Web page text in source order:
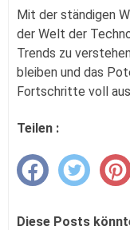
Mit der ständigen
der Welt der
Trends zu
bleiben und das
Fortschritte voll
Teilen :
Diese Posts